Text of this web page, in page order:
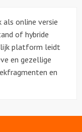
als online versie
of hybride
platform leidt
en gezellige
en